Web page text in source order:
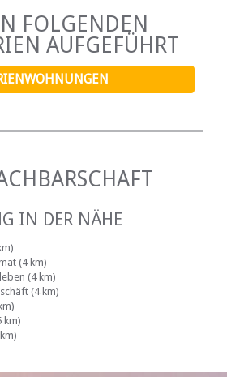
FOLGENDEN
AUFGEFÜHRT
IN DER NÄHE
(4 km)
(4 km)
(4 km)
km)